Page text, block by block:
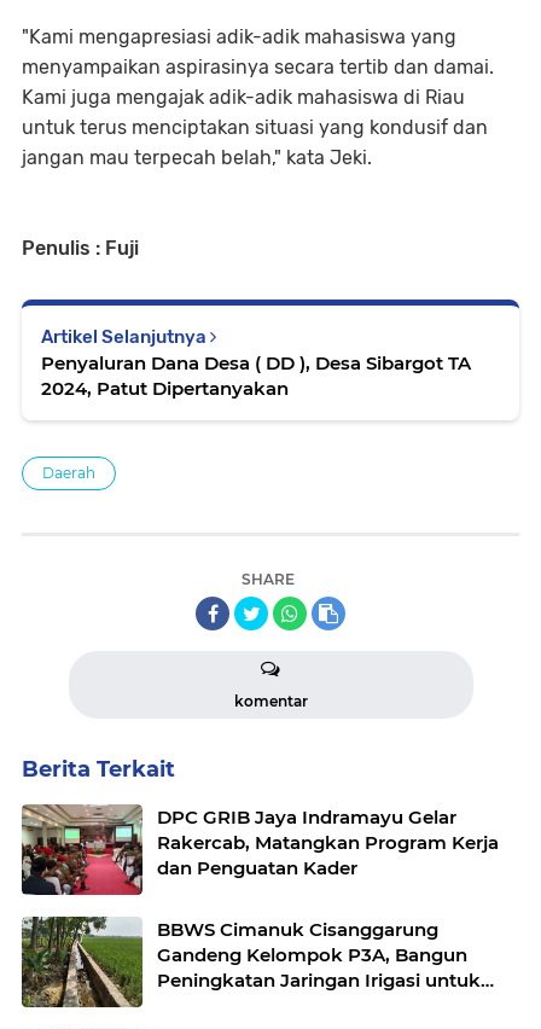
"Kami mengapresiasi adik-adik mahasiswa yang
menyampaikan aspirasinya secara tertib dan damai.
Kami juga mengajak adik-adik mahasiswa di Riau
untuk terus menciptakan situasi yang kondusif dan
jangan mau terpecah belah," kata Jeki.
Penulis : Fuji
Artikel Selanjutnya
Penyaluran Dana Desa ( DD ), Desa Sibargot TA
2024, Patut Dipertanyakan
Daerah
SHARE
komentar
Berita Terkait
DPC GRIB Jaya Indramayu Gelar
Rakercab, Matangkan Program Kerja
dan Penguatan Kader
BBWS Cimanuk Cisanggarung
Gandeng Kelompok P3A, Bangun
Peningkatan Jaringan Irigasi untuk